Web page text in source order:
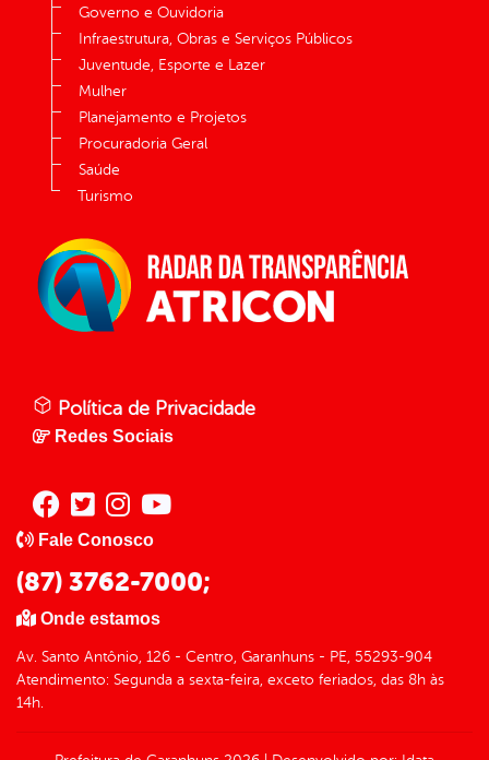
Governo e Ouvidoria
Infraestrutura, Obras e Serviços Públicos
Juventude, Esporte e Lazer
Mulher
Planejamento e Projetos
Procuradoria Geral
Saúde
Turismo
Política de Privacidade
Redes Sociais
Fale Conosco
(87) 3762-7000;
Onde estamos
Av. Santo Antônio, 126 - Centro, Garanhuns - PE, 55293-904
Atendimento: Segunda a sexta-feira, exceto feriados, das 8h às
14h.